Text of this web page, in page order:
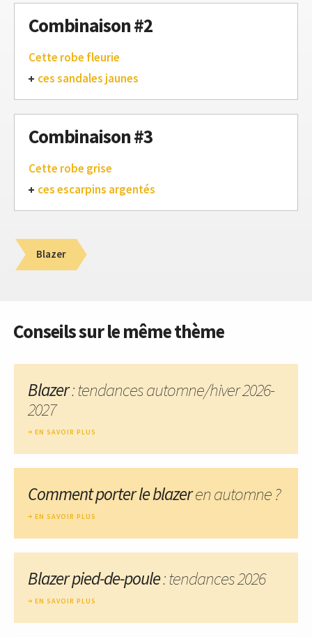
Combinaison #2
Cette robe fleurie
ces sandales jaunes
Combinaison #3
Cette robe grise
ces escarpins argentés
Blazer
Conseils sur le même thème
Blazer: tendances automne/hiver 2026-
2027
EN SAVOIR PLUS
Comment porter le blazeren automne ?
EN SAVOIR PLUS
Blazer pied-de-poule: tendances 2026
EN SAVOIR PLUS